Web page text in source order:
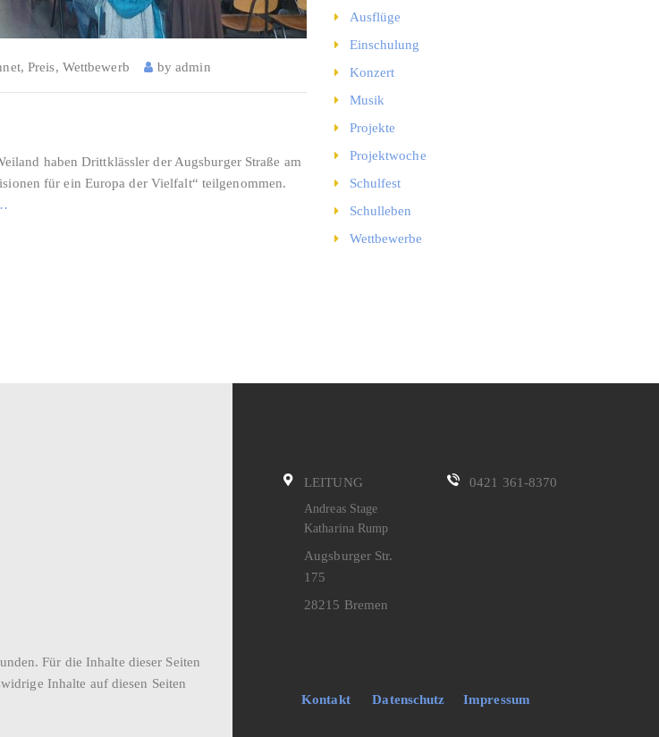
, Preis, Wettbewerb byadmin
haben Drittklässler der Augsburger Straße am
für ein Europa der Vielfalt“ teilgenommen.
Ausflüge
Einschulung
Konzert
Musik
Projekte
Projektwoche
Schulfest
Schulleben
Wettbewerbe
Für die Inhalte dieser Seiten
Inhalte auf diesen Seiten
LEITUNG
Andreas Stage
Katharina Rump
Augsburger Str.
175
28215 Bremen
0421 361-8370
Kontakt Datenschutz Impressum